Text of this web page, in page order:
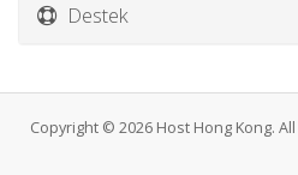
Destek
Copyright © 2026 Host Hong Kong.